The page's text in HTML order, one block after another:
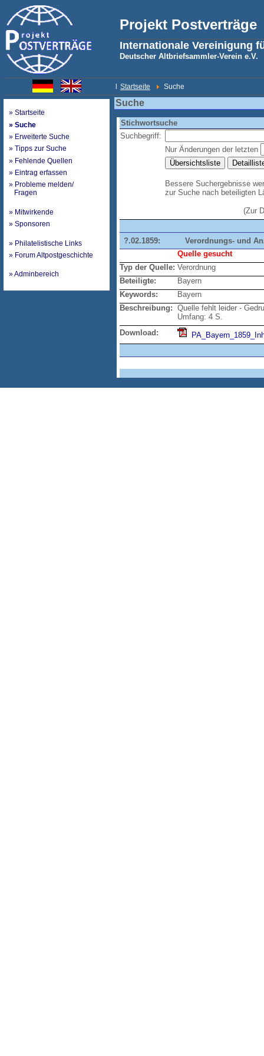
Projekt Postverträge
Internationale Vereinigung
Deutscher Altbriefsammler-Verein e.V.
Startseite Suche
» Startseite
» Suche
» Erweiterte Suche
» Tipps zur Suche
» Fehlende Quellen
» Eintrag erfassen
» Probleme melden/
Fragen
» Mitwirkende
» Sponsoren
» Philatelistische Links
» Forum Altpostgeschichte
» Adminbereich
Suche
Stichwortsuche
Suchbegriff:
Nur Änderungen der letzten
Bessere Suchergebnisse
zur Suche nach beteiligten
(Zur
?.02.1859:
Verordnungs- und
Quelle gesucht
Typ der Quelle: Verordnung
Beteiligte:
Bayern
Keywords:
Bayern
Beschreibung: Quelle fehlt leider -
Umfang: 4 S.
Download: